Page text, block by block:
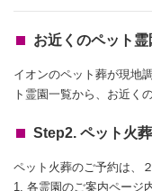
お近くのペット
イオンのペット葬が現地
ト霊園一覧から、お近く
Step2. ペット火
ペット火葬のご予約は、
1. 各霊園のご案内ページ